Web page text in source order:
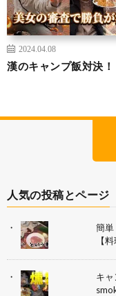
2024.04.08
漢のキャンプ飯対決
人気の投稿とページ
簡単
【
キ